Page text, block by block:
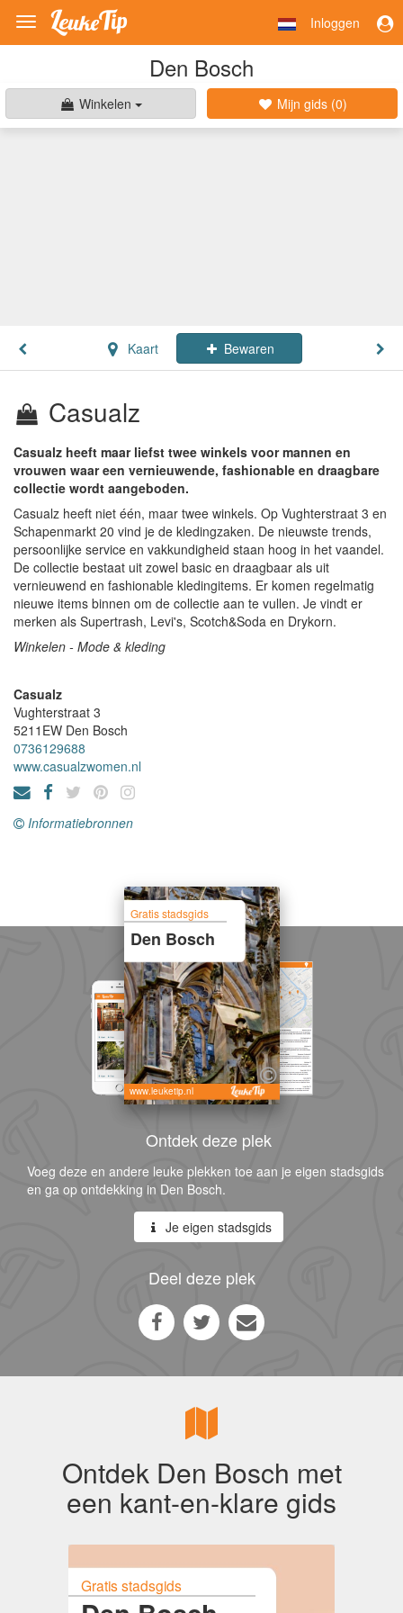
Toggle
navigation
Inloggen
Den Bosch
Winkelen Mijn gids (0)
Kaart Bewaren
Casualz
Casualz heeft maar liefst twee winkels voor mannen en
vrouwen waar een vernieuwende, fashionable en draagbare
collectie wordt aangeboden.
Casualz heeft niet één, maar twee winkels. Op Vughterstraat 3 en
Schapenmarkt 20 vind je de kledingzaken. De nieuwste trends,
persoonlijke service en vakkundigheid staan hoog in het vaandel.
De collectie bestaat uit zowel basic en draagbaar als uit
vernieuwend en fashionable kledingitems. Er komen regelmatig
nieuwe items binnen om de collectie aan te vullen. Je vindt er
merken als Supertrash, Levi's, Scotch&Soda en Drykorn.
Winkelen - Mode & kleding
Casualz
Vughterstraat 3
5211EW Den Bosch
0736129688
www.casualzwomen.nl
Informatiebronnen
Gratis stadsgids
Den Bosch
www.leuketip.nl
Ontdek deze plek
Voeg deze en andere leuke plekken toe aan je eigen stadsgids
en ga op ontdekking in Den Bosch.
Je eigen stadsgids
Deel deze plek
Ontdek Den Bosch met
een kant-en-klare gids
Gratis stadsgids